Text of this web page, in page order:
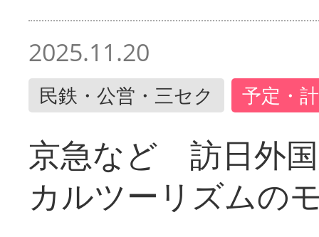
2025.11.20
民鉄・公営・三セク 予定・
京急など 訪日外
カルツーリズムの